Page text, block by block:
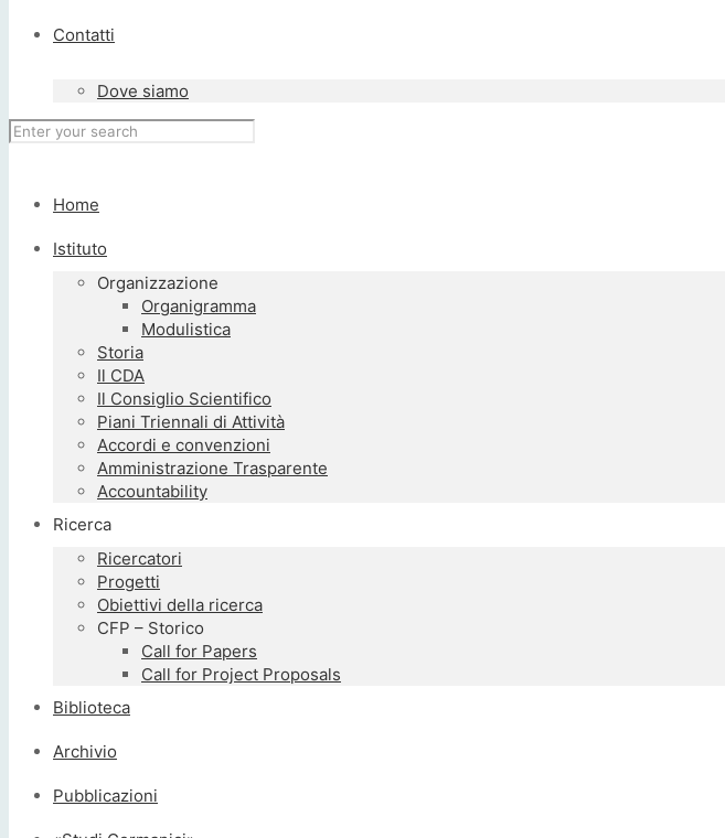
Contatti
Dove siamo
Home
Istituto
Organizzazione
Organigramma
Modulistica
Storia
Il CDA
Il Consiglio Scientifico
Piani Triennali di Attività
Accordi e convenzioni
Amministrazione Trasparente
Accountability
Ricerca
Ricercatori
Progetti
Obiettivi della ricerca
CFP – Storico
Call for Papers
Call for Project Proposals
Biblioteca
Archivio
Pubblicazioni